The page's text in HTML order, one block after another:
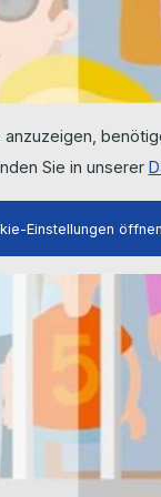
Sie in unserer
Einstellungen öffnen